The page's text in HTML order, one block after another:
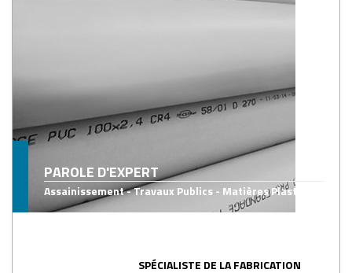
PAROLE D'EXPERT
Assainissement - Travaux Publics - Matières Plastiques
SPÉCIALISTE DE LA FABRICATION